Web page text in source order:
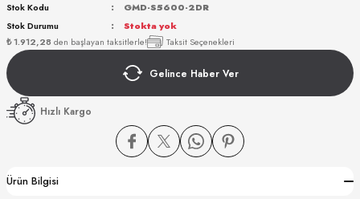
₺ 1.912,28 den başlayan taksitlerle! Taksit Seçenekleri
Stok Kodu
GMD-S5600-2DR
Stok Durumu
Stokta yok
Gelince Haber Ver
Hızlı Kargo
Ürün Bilgisi